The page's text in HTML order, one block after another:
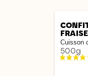
Cuisson
500g